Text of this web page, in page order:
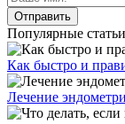
Популярные статьи
Как быстро и
Лечение